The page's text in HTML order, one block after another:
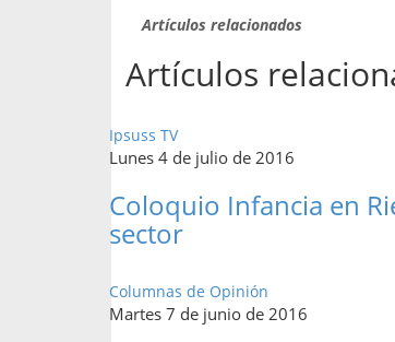
Artículos relacionados
Artículos
Ipsuss TV
Lunes 4 de julio de 2016
Coloquio Infancia en
sector
Columnas de Opinión
Martes 7 de junio de 2016